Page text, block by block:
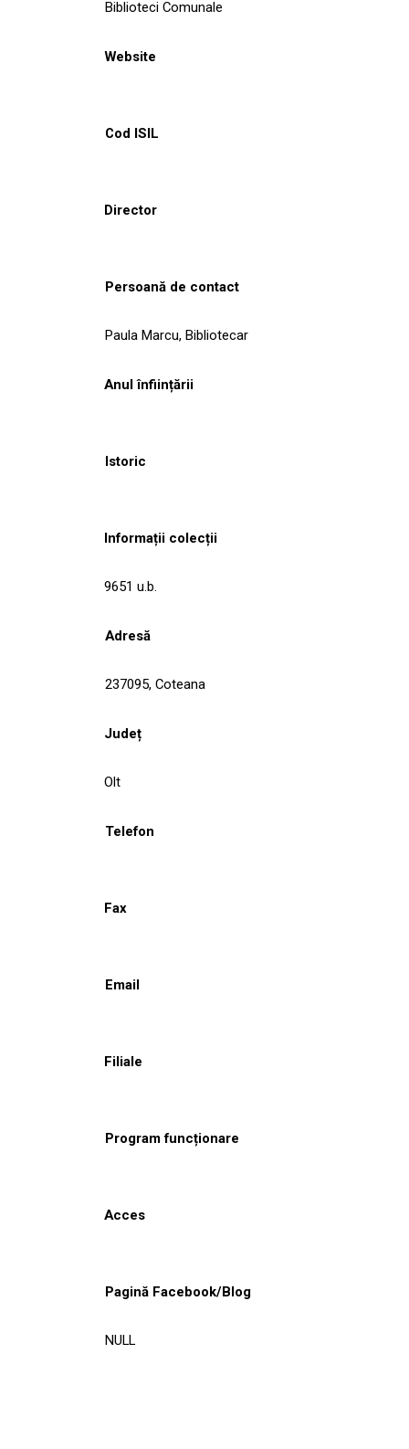
Biblioteci Comunale
Website
Cod ISIL
Director
Persoană de contact
Paula Marcu, Bibliotecar
Anul înființării
Istoric
Informații colecții
9651 u.b.
Adresă
237095, Coteana
Județ
Olt
Telefon
Fax
Email
Filiale
Program funcționare
Acces
Pagină Facebook/Blog
NULL